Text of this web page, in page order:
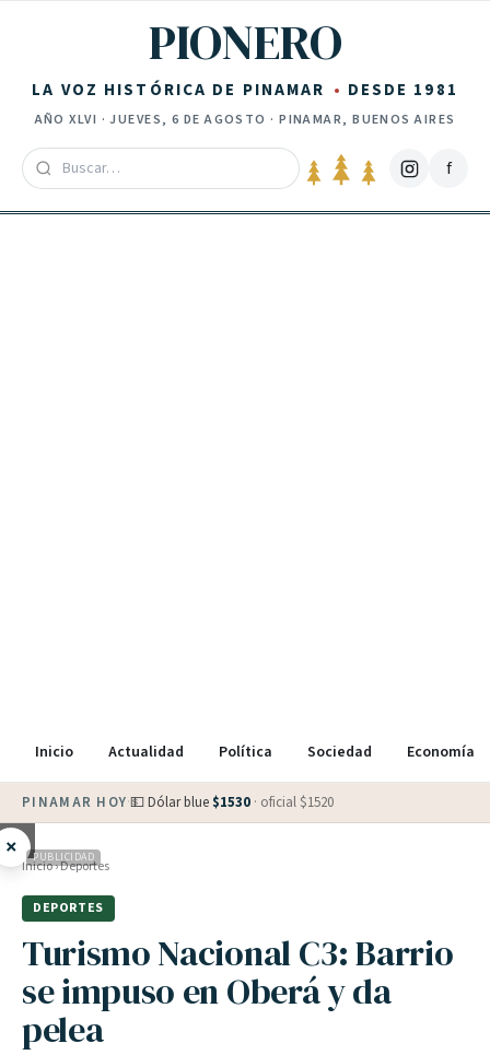
PIONERO
LA VOZ HISTÓRICA DE PINAMAR DESDE 1981
AÑOXLVI ·JUEVES, 6 DE AGOSTO · PINAMAR, BUENOS AIRES
f
Inicio Actualidad Política Sociedad Economía
PINAMAR HOY·💵 Dólar blue $1530 · oficial $1520
× PUBLICIDAD
Inicio›Deportes
DEPORTES
Turismo Nacional C3: Barrio
se impuso en Oberá y da
pelea